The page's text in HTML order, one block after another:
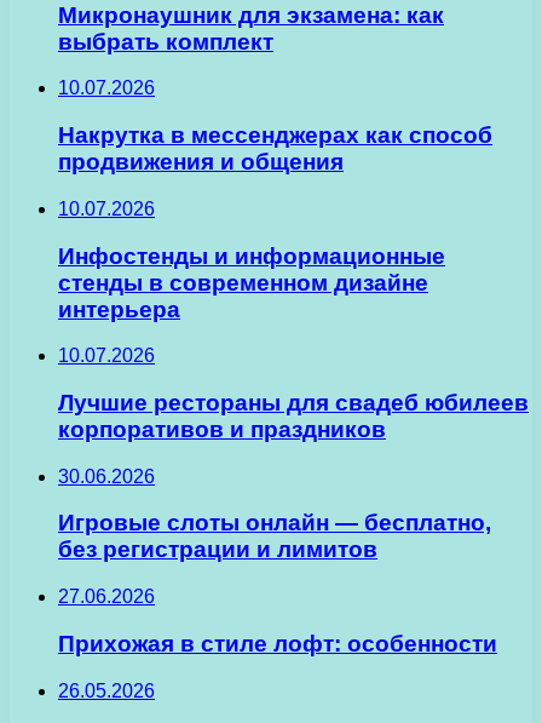
Микронаушник для экзамена: как
выбрать комплект
10.07.2026
Накрутка в мессенджерах как способ
продвижения и общения
10.07.2026
Инфостенды и информационные
стенды в современном дизайне
интерьера
10.07.2026
Лучшие рестораны для свадеб юбилеев
корпоративов и праздников
30.06.2026
Игровые слоты онлайн — бесплатно,
без регистрации и лимитов
27.06.2026
Прихожая в стиле лофт: особенности
26.05.2026